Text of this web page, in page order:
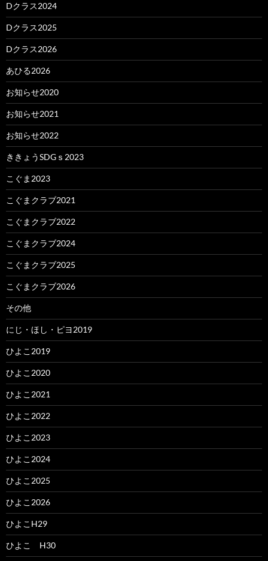
Dクラス2024
Dクラス2025
Dクラス2026
あひる2026
お知らせ2020
お知らせ2021
お知らせ2022
ききょうSDGｓ2023
こぐま2023
こぐまクラブ2021
こぐまクラブ2022
こぐまクラブ2024
こぐまクラブ2025
こぐまクラブ2026
その他
にじ・ほし・ピヨ2019
ひよこ2019
ひよこ2020
ひよこ2021
ひよこ2022
ひよこ2023
ひよこ2024
ひよこ2025
ひよこ2026
ひよこH29
ひよこ H30